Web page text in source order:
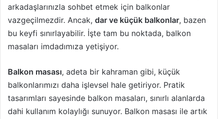
arkadaşlarınızla sohbet etmek için balkonlar
vazgeçilmezdir. Ancak, dar ve küçük balkonlar, bazen
bu keyfi sınırlayabilir. İşte tam bu noktada, balkon
masaları imdadımıza yetişiyor.
Balkon masası, adeta bir kahraman gibi, küçük
balkonlarımızı daha işlevsel hale getiriyor. Pratik
tasarımları sayesinde balkon masaları, sınırlı alanlarda
dahi kullanım kolaylığı sunuyor. Balkon masası ile artık